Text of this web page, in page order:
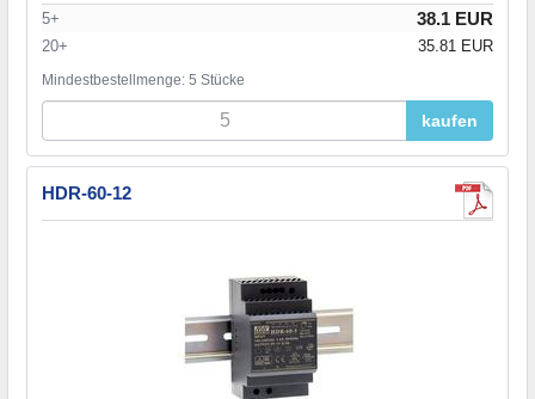
5+ 38.1 EUR
20+ 35.81 EUR
Mindestbestellmenge: 5 Stücke
kaufen
HDR-60-12